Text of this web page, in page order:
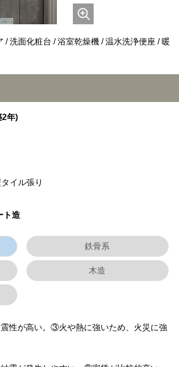
/ 洗面化粧台 / 浴室乾燥機 / 温水洗浄便座 / 暖
2年)
イル張り
ト造
鉄骨系
木造
性が高い。③火や熱に強いため、火災に強